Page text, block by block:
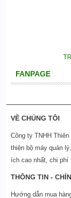
FANPAGE
VỀ CHÚNG TÔI
Công ty TNHH
thiện bộ máy quản
ích cao nhất, chi phí
THÔNG TIN -
Hướng dẫn mua